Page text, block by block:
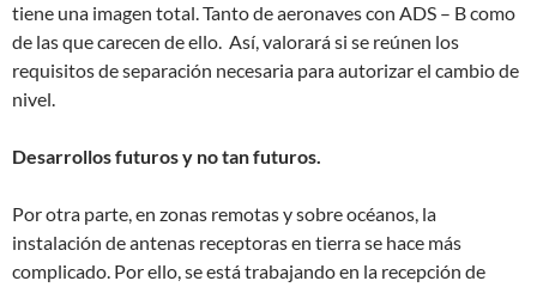
tiene una imagen total. Tanto de aeronaves con ADS – B como
de las que carecen de ello. Así, valorará si se reúnen los
requisitos de separación necesaria para autorizar el cambio de
nivel.
Desarrollos futuros y no tan futuros.
Por otra parte, en zonas remotas y sobre océanos, la
instalación de antenas receptoras en tierra se hace más
complicado. Por ello, se está trabajando en la recepción de